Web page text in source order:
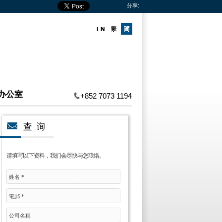
分享:
公室 +852 7073 1194
请填写以下资料，我们会尽快与您联络。